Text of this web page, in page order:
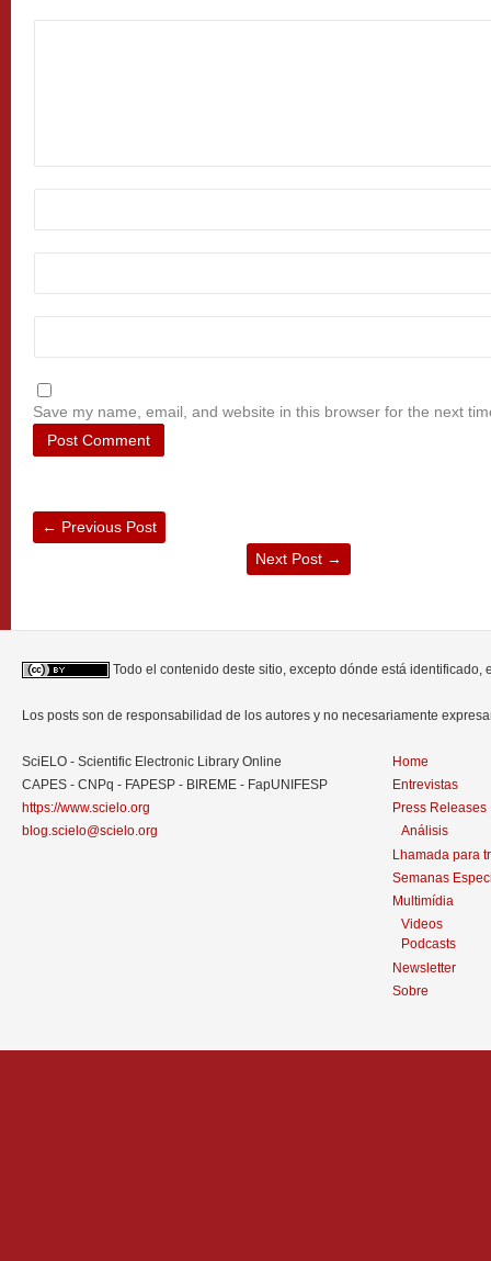
Save my name, email, and website in this browser for the next
← Previous Post
Next Post →
Todo el contenido deste sitio, excepto dónde está identificado,
Los posts son de responsabilidad de los autores y no necesariamente
SciELO - Scientific Electronic Library Online
CAPES - CNPq - FAPESP - BIREME - FapUNIFESP
https://www.scielo.org
blog.scielo@scielo.org
Home
Entrevistas
Press Releases
Análisis
Lhamada para
Semanas
Multimídia
Videos
Podcasts
Newsletter
Sobre